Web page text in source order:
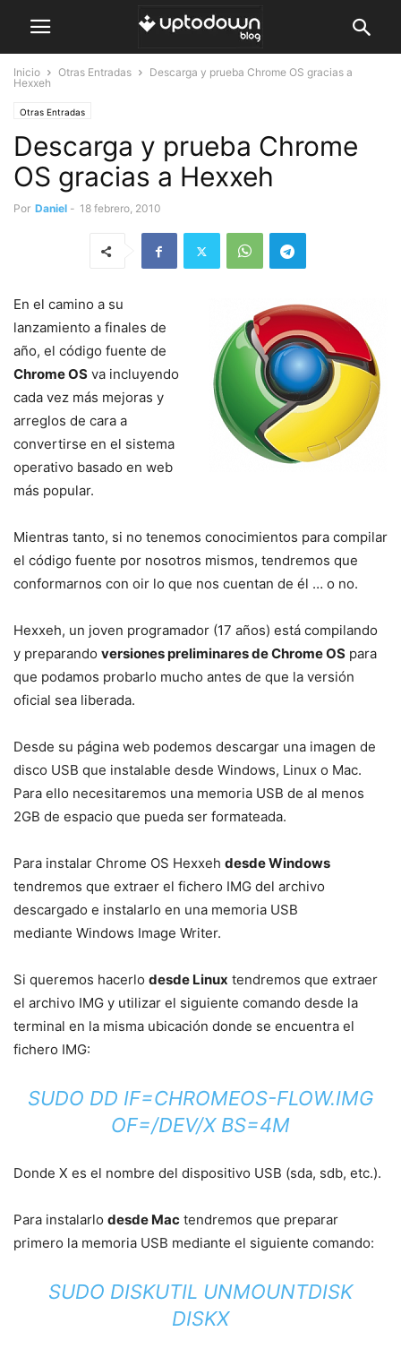
Inicio Otras Entradas
Descarga y prueba Chrome OS gracias a
Hexxeh
Otras Entradas
Descarga y prueba Chrome
OS gracias a Hexxeh
Por Daniel - 18 febrero, 2010
En el camino a su
lanzamiento a finales de
año, el código fuente de
Chrome OS va incluyendo
cada vez más mejoras y
arreglos de cara a
convertirse en el sistema
operativo basado en web
más popular.
Mientras tanto, si no tenemos conocimientos para compilar
el código fuente por nosotros mismos, tendremos que
conformarnos con oir lo que nos cuentan de él … o no.
Hexxeh, un joven programador (17 años) está compilando
y preparando versiones preliminares de Chrome OS para
que podamos probarlo mucho antes de que la versión
oficial sea liberada.
Desde su página web podemos descargar una imagen de
disco USB que instalable desde Windows, Linux o Mac.
Para ello necesitaremos una memoria USB de al menos
2GB de espacio que pueda ser formateada.
Para instalar Chrome OS Hexxeh desde Windows
tendremos que extraer el fichero IMG del archivo
descargado e instalarlo en una memoria USB
mediante Windows Image Writer.
Si queremos hacerlo desde Linux tendremos que extraer
el archivo IMG y utilizar el siguiente comando desde la
terminal en la misma ubicación donde se encuentra el
fichero IMG:
SUDO DD IF=CHROMEOS-FLOW.IMG
OF=/DEV/X BS=4M
Donde X es el nombre del dispositivo USB (sda, sdb, etc.).
Para instalarlo desde Mac tendremos que preparar
primero la memoria USB mediante el siguiente comando:
SUDO DISKUTIL UNMOUNTDISK
DISKX